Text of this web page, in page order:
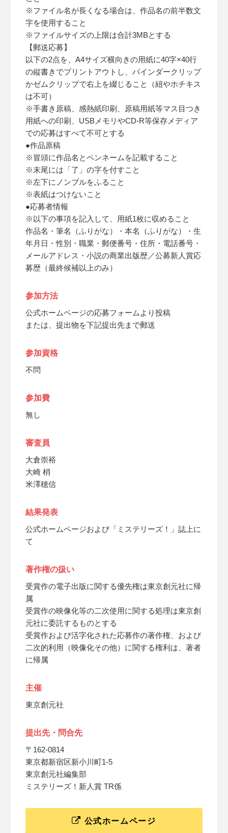
※ファイル名が長くなる場合は、作品名の前半数文
字を使用すること
※ファイルサイズの上限は合計3MBとする
【郵送応募】
以下の2点を、A4サイズ横向きの用紙に40字×40行
の縦書きでプリントアウトし、バインダークリップ
かゼムクリップで右上を綴じること（紐やホチキス
は不可）
※手書き原稿、感熱紙印刷、原稿用紙等マス目つき
用紙への印刷、USBメモリやCD-R等保存メディア
での応募はすべて不可とする
●作品原稿
※冒頭に作品名とペンネームを記載すること
※末尾には「了」の字を付すこと
※左下にノンブルをふること
※表紙はつけないこと
●応募者情報
※以下の事項を記入して、用紙1枚に収めること
作品名・筆名（ふりがな）・本名（ふりがな）・生
年月日・性別・職業・郵便番号・住所・電話番号・
メールアドレス・小説の商業出版歴／公募新人賞応
募歴（最終候補以上のみ）
参加方法
公式ホームページの応募フォームより投稿
または、提出物を下記提出先まで郵送
参加資格
不問
参加費
無し
審査員
大倉崇裕
大崎 梢
米澤穂信
結果発表
公式ホームページおよび「ミステリーズ！」誌上に
て
著作権の扱い
受賞作の電子出版に関する優先権は東京創元社に帰
属
受賞作の映像化等の二次使用に関する処理は東京創
元社に委託するものとする
受賞作および活字化された応募作の著作権、および
二次的利用（映像化その他）に関する権利は、著者
に帰属
主催
東京創元社
提出先・問合先
〒162-0814
東京都新宿区新小川町1-5
東京創元社編集部
ミステリーズ！新人賞 TR係
公式ホームページ